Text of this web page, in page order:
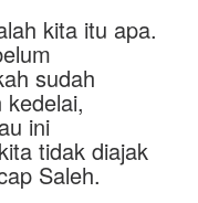
kita itu apa.
sudah
ini
tidak diajak
Saleh.